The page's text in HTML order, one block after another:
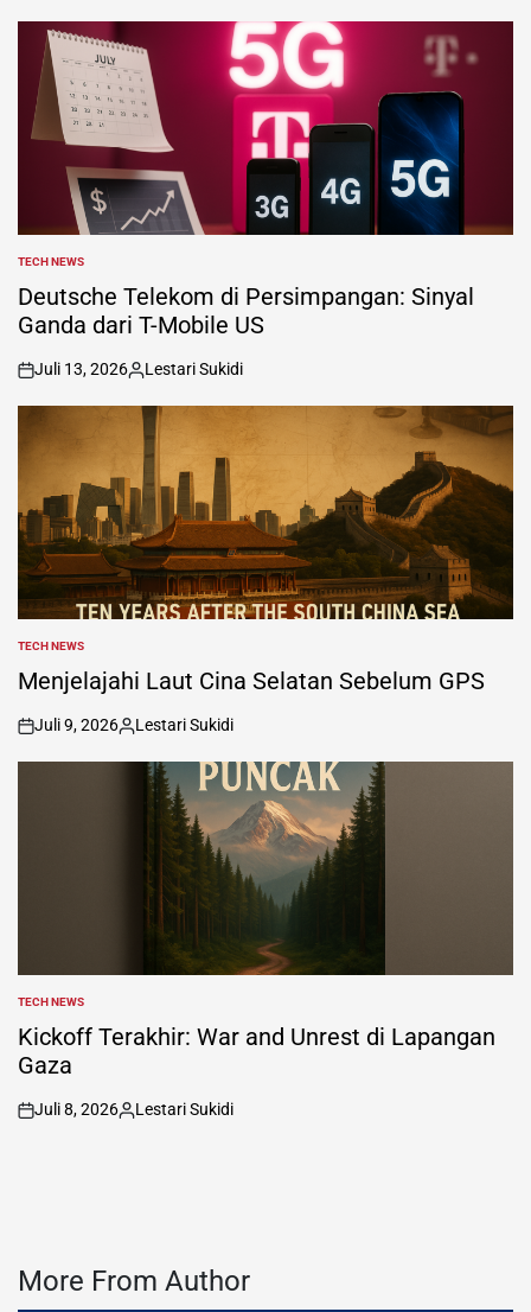
POSTED
IN
TECH NEWS
Deutsche Telekom di Persimpangan: Sinyal
Ganda dari T-Mobile US
on
Juli 13, 2026
Posted
by
Lestari Sukidi
POSTED
IN
TECH NEWS
Menjelajahi Laut Cina Selatan Sebelum GPS
on
Juli 9, 2026
Posted
by
Lestari Sukidi
POSTED
IN
TECH NEWS
Kickoff Terakhir: War and Unrest di Lapangan
Gaza
on
Juli 8, 2026
Posted
Lestari Sukidi
More From Author